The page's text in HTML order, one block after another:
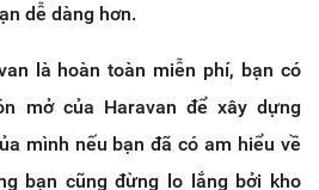
dễ dàng hơn.
là hoàn toàn miễn phí, bạn có
mở của Haravan để xây dựng
mình nếu bạn đã có am hiểu về
bạn cũng đừng lo lắng bởi kho